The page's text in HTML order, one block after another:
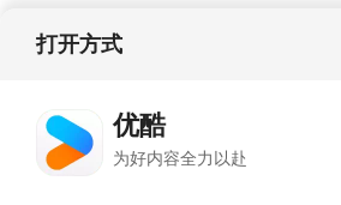
打开方式
优酷
为好内容全力以赴